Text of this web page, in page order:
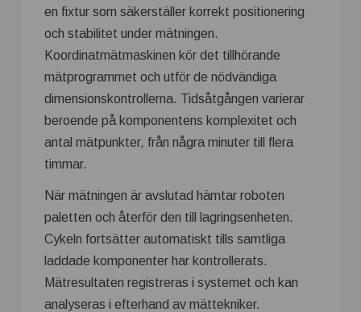
en fixtur som säkerställer korrekt positionering
och stabilitet under mätningen.
Koordinatmätmaskinen kör det tillhörande
mätprogrammet och utför de nödvändiga
dimensionskontrollerna. Tidsåtgången varierar
beroende på komponentens komplexitet och
antal mätpunkter, från några minuter till flera
timmar.
När mätningen är avslutad hämtar roboten
paletten och återför den till lagringsenheten.
Cykeln fortsätter automatiskt tills samtliga
laddade komponenter har kontrollerats.
Mätresultaten registreras i systemet och kan
analyseras i efterhand av mättekniker.